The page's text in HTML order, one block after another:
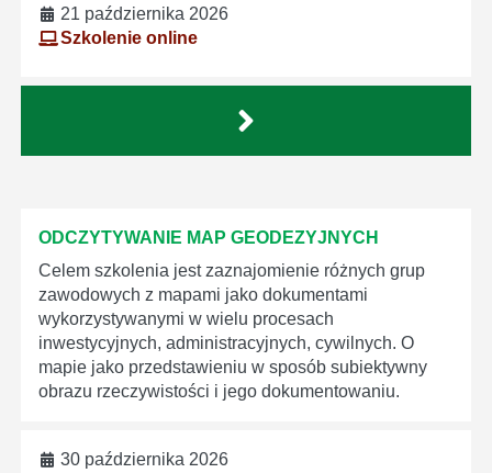
21 października 2026
Szkolenie online
ODCZYTYWANIE MAP GEODEZYJNYCH
Celem szkolenia jest zaznajomienie różnych grup
zawodowych z mapami jako dokumentami
wykorzystywanymi w wielu procesach
inwestycyjnych, administracyjnych, cywilnych. O
mapie jako przedstawieniu w sposób subiektywny
obrazu rzeczywistości i jego dokumentowaniu.
30 października 2026